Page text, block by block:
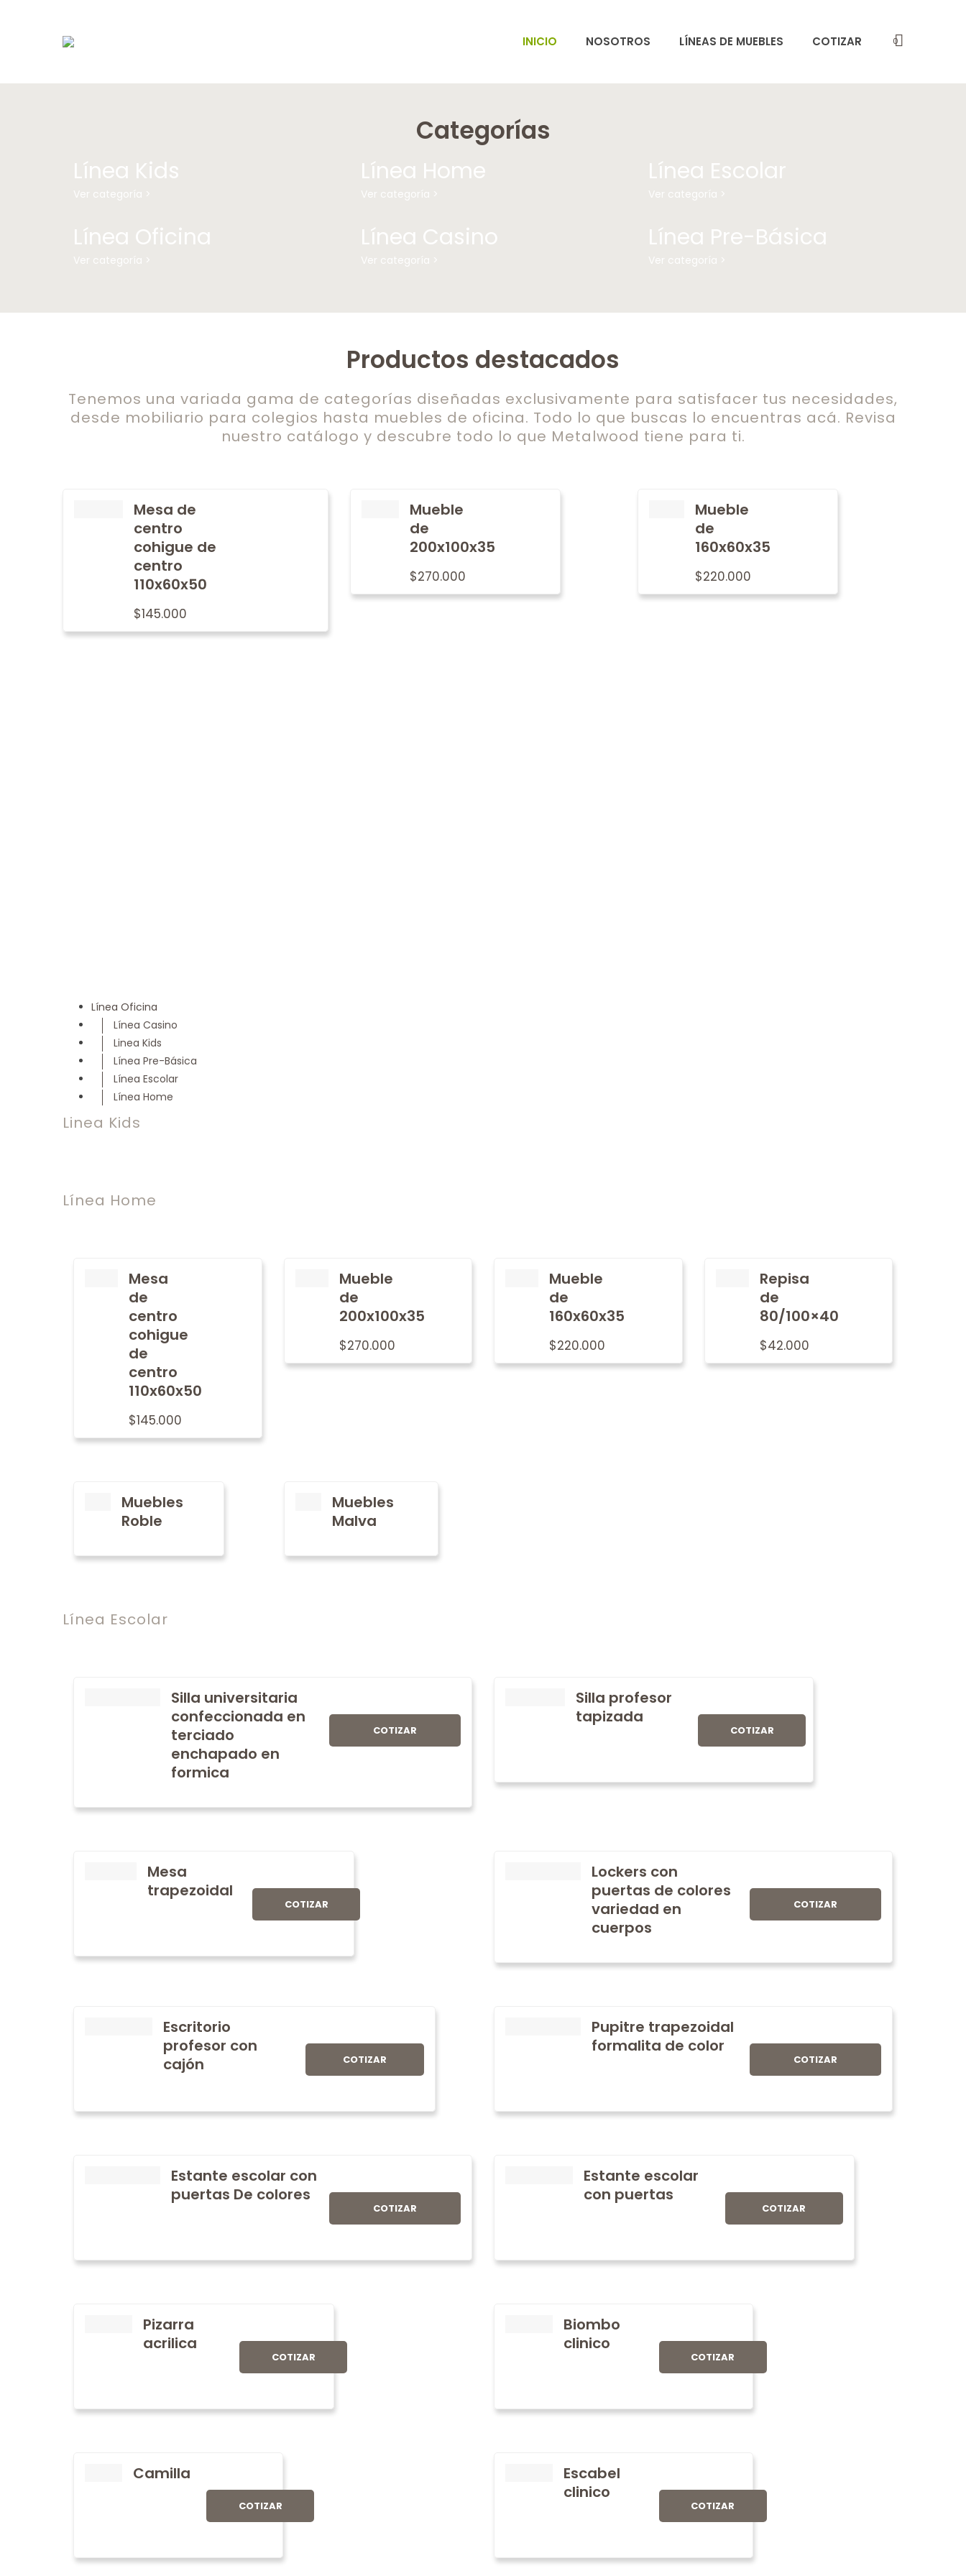
INICIO NOSOTROS LÍNEAS DE MUEBLES COTIZAR 0
Categorías
Línea Kids
Ver categoría >
Línea Home
Ver categoría >
Línea Escolar
Ver categoría >
Línea Oficina
Ver categoría >
Línea Casino
Ver categoría >
Línea Pre-Básica
Ver categoría >
Productos destacados
Tenemos una variada gama de categorías diseñadas exclusivamente para satisfacer tus necesidades,
desde mobiliario para colegios hasta muebles de oficina. Todo lo que buscas lo encuentras acá. Revisa
nuestro catálogo y descubre todo lo que Metalwood tiene para ti.
Mesa de
centro
cohigue de
centro
110x60x50
$145.000
Mueble
de
200x100x35
$270.000
Mueble
de
160x60x35
$220.000
Línea Oficina
Línea Casino
Linea Kids
Línea Pre-Básica
Línea Escolar
Línea Home
Linea Kids
Línea Home
Mesa
de
centro
cohigue
de
centro
110x60x50
$145.000
Mueble
de
200x100x35
$270.000
Mueble
de
160x60x35
$220.000
Repisa
de
80/100×40
$42.000
Muebles
Roble
Muebles
Malva
Línea Escolar
Silla universitaria
confeccionada en
terciado
enchapado en
formica
COTIZAR
Silla profesor
tapizada
COTIZAR
Mesa
trapezoidal
COTIZAR
Lockers con
puertas de colores
variedad en
cuerpos
COTIZAR
Escritorio
profesor con
cajón
COTIZAR
Pupitre trapezoidal
formalita de color
COTIZAR
Estante escolar con
puertas De colores
COTIZAR
Estante escolar
con puertas
COTIZAR
Pizarra
acrilica
COTIZAR
Biombo
clinico
COTIZAR
Camilla
COTIZAR
Escabel
clinico
COTIZAR